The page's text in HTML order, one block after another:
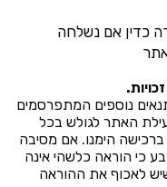
כדין אם נשלחה
נוספים המתפרסמים
האתר לגולש בכל
הימנו. אם מסיבה
כי הוראה כלשהי אינה
לאכוף את ההוראה